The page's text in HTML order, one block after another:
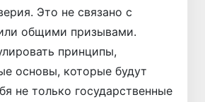
Это не связано с
общими призывами.
принципы,
основы, которые будут
не только государственные